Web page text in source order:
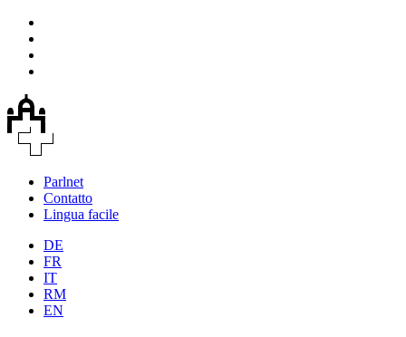
Parlnet
Contatto
Lingua facile
DE
FR
IT
RM
EN